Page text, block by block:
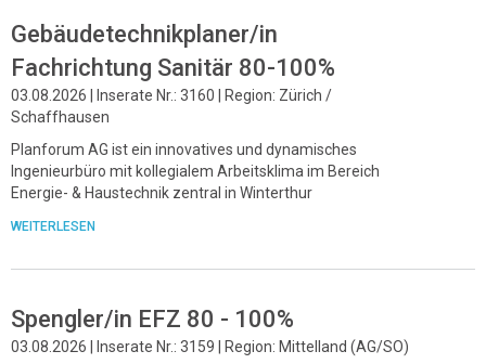
Gebäudetechnikplaner/in
Fachrichtung Sanitär 80-100%
03.08.2026 | Inserate Nr.: 3160 | Region: Zürich /
Schaffhausen
Planforum AG ist ein innovatives und dynamisches
Ingenieurbüro mit kollegialem Arbeitsklima im Bereich
Energie- & Haustechnik zentral in Winterthur
WEITERLESEN
Spengler/in EFZ 80 - 100%
03.08.2026 | Inserate Nr.: 3159 | Region: Mittelland (AG/SO)